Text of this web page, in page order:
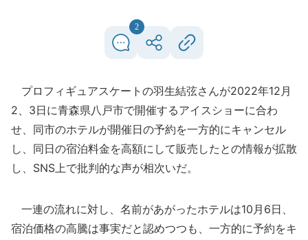
2
プロフィギュアスケートの羽生結弦さんが2022年12月
2、3日に青森県八戸市で開催するアイスショーに合わ
せ、同市のホテルが開催日の予約を一方的にキャンセル
し、同日の宿泊料金を高額にして販売したとの情報が拡散
し、SNS上で批判的な声が相次いだ。
一連の流れに対し、名前があがったホテルは10月6日、
宿泊価格の高騰は事実だと認めつつも、一方的に予約をキ